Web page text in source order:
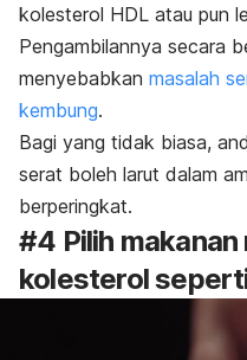
kolesterol HDL atau pun
Pengambilannya secara
menyebabkan masalah
kembung.
Bagi yang tidak biasa,
serat boleh larut dalam
berperingkat.
#4 Pilih
kolesterol